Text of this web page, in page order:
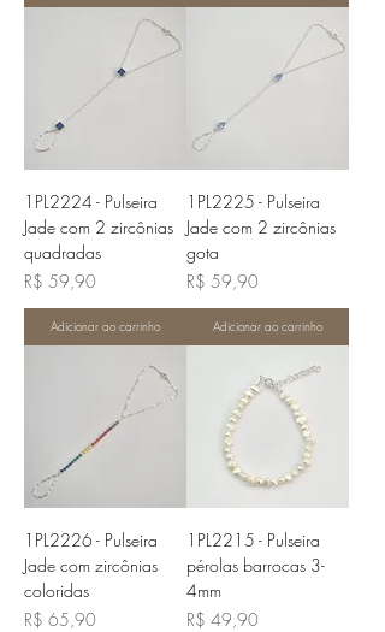
1PL2224 - Pulseira
Jade com 2 zircônias
quadradas
Preço
R$ 59,90
Adicionar ao carrinho
1PL2225 - Pulseira
Jade com 2 zircônias
gota
Preço
R$ 59,90
Adicionar ao carrinho
1PL2226 - Pulseira
Jade com zircônias
coloridas
Preço
R$ 65,90
1PL2215 - Pulseira
pérolas barrocas 3-
4mm
Preço
R$ 49,90